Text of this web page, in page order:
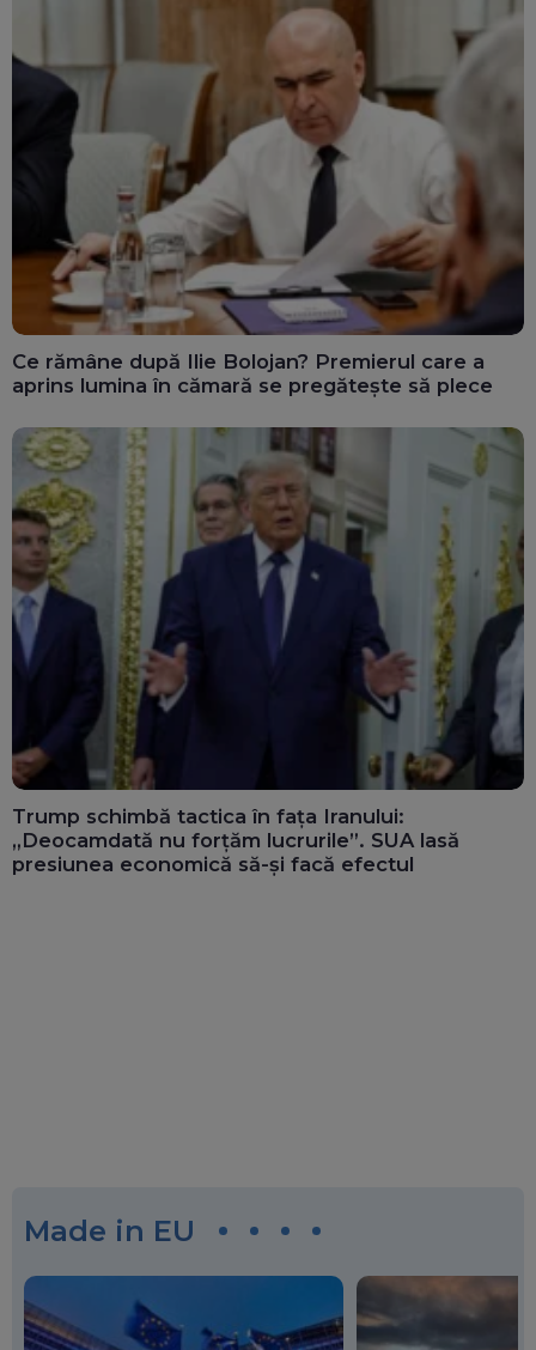
Ce rămâne după Ilie Bolojan? Premierul care a
aprins lumina în cămară se pregătește să plece
Trump schimbă tactica în fața Iranului:
„Deocamdată nu forțăm lucrurile”. SUA lasă
presiunea economică să-și facă efectul
Made in EU